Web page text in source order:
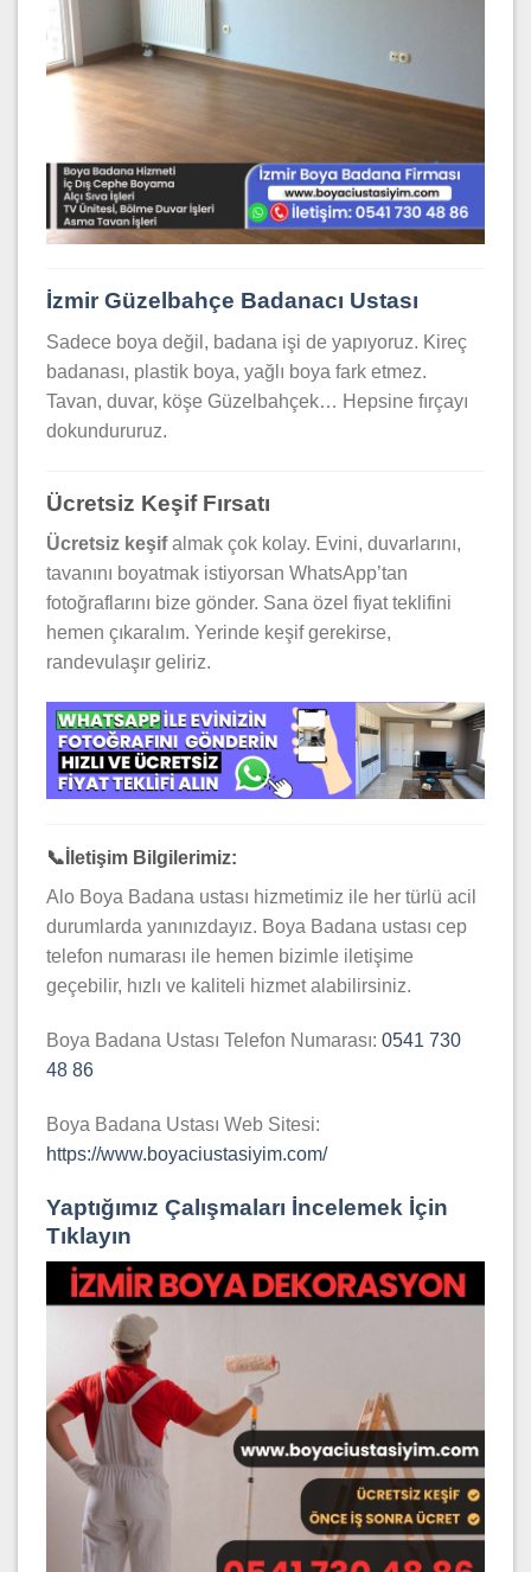
İzmir Güzelbahçe Badanacı Ustası
Sadece boya değil, badana işi de yapıyoruz. Kireç
badanası, plastik boya, yağlı boya fark etmez.
Tavan, duvar, köşe Güzelbahçek… Hepsine fırçayı
dokundururuz.
Ücretsiz Keşif Fırsatı
Ücretsiz keşifalmak çok kolay. Evini, duvarlarını,
tavanını boyatmak istiyorsan WhatsApp’tan
fotoğraflarını bize gönder. Sana özel fiyat teklifini
hemen çıkaralım. Yerinde keşif gerekirse,
randevulaşır geliriz.
📞 İletişim Bilgilerimiz:
Alo Boya Badana ustası hizmetimiz ile her türlü acil
durumlarda yanınızdayız. Boya Badana ustası cep
telefon numarası ile hemen bizimle iletişime
geçebilir, hızlı ve kaliteli hizmet alabilirsiniz.
Boya Badana Ustası Telefon Numarası: 0541 730
48 86
Boya Badana Ustası Web Sitesi:
https://www.boyaciustasiyim.com/
Yaptığımız Çalışmaları İncelemek İçin
Tıklayın